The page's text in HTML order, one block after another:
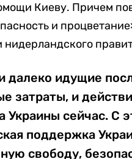
Киеву. Причем
и
нидерландского
далеко идущие
затраты, и
Украины сейчас. С
поддержка
свободу,